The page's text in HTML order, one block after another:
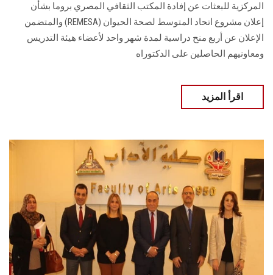
المركزية للبعثات عن إفادة ‏المكتب الثقافي المصري بروما بشأن
إعلان مشروع اتحاد المتوسط لصحة الحيوان‎ ‎‎(REMESA) ‎والمتضمن
الإعلان عن أربع منح دراسية لمدة شهر واحد لأعضاء هيئة التدريس
‏ومعاونيهم الحاصلين على الدكتوراه ‏
اقرأ المزيد